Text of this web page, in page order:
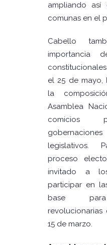
ampliando
comunas en el
Cabello
importancia
el 25 de mayo,
la
Asamblea
comicios
legislativos.
proceso
invitado a
participar en
base para
15 de marzo.